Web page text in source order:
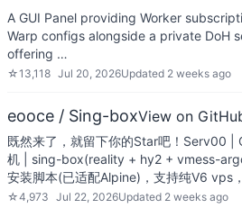
A GUI Panel providing Worker
Warp configs alongside a private DoH
offering …
☆13,118 Jul 20, 2026Updated 2 weeks ago
eooce / Sing-boxView on
既然来了，就留下你的Star吧！Serv00
机 | sing-box(reality + hy2 + vmess-
安装脚本(已适配Alpine)，支持纯V6 vps
☆4,973 Jul 22, 2026Updated 2 weeks ago